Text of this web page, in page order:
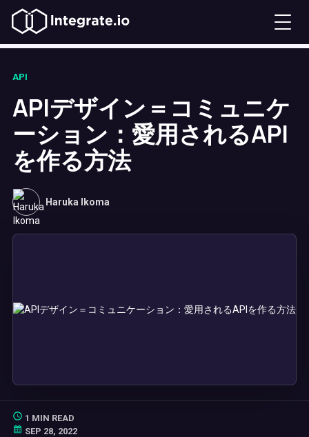
API
APIデザイン＝コミュニケ
ーション：愛用されるAPI
を作る方法
Haruka Ikoma
1 MIN READ
SEP 28, 2022